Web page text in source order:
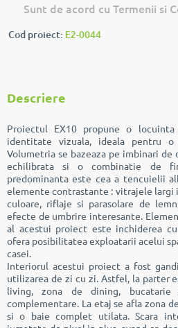
Sunt de acord cu Termenii si
Cod proiect: E2-0044
Descriere
Proiectul EX10 propune o
identitate vizuala, ideala pentru
Volumetria se bazeaza pe imbinari
echilibrata si o combinatie de
predominanta este cea a tencuielii
elemente contrastante : vitrajele largi
culoare, riflaje si parasolare de
efecte de umbrire interesante.
al acestui proiect este inchiderea
ofera posibilitatea exploatarii acelui
casei.
Interiorul acestui proiect a fost
utilizarea de zi cu zi. Astfel, la parter
living, zona de dining,
complementare. La etaj se afla zona
si o baie complet utilata. Scara